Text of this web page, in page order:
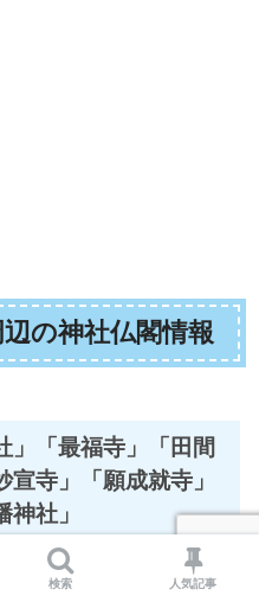
の神社仏閣情報
」「最福寺」「田間
寺」「願成就寺」
神社」
、田間神社、八坂神社、妙
検索 人気記事